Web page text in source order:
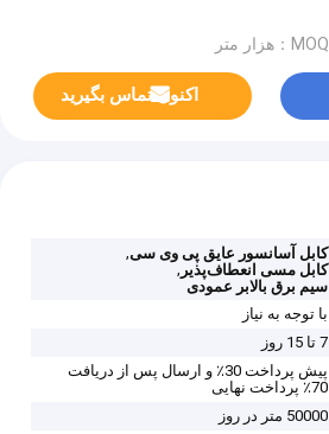
MOQ：هزار متر
اکنون تماس بگیرید
کابل آسانسور عایق پی وی سی,
کابل مسی انعطاف‌پذیر ,
سیم برق بالابر عمودی
با توجه به نیاز
7 تا 15 روز
پیش پرداخت 30٪ و ارسال پس از دریافت
70٪ پرداخت نهایی
50000 متر در روز